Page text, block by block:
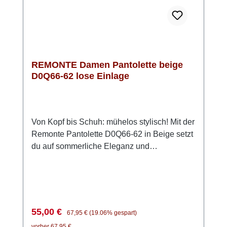
REMONTE Damen Pantolette beige
D0Q66-62 lose Einlage
Von Kopf bis Schuh: mühelos stylisch! Mit der
Remonte Pantolette D0Q66-62 in Beige setzt
du auf sommerliche Eleganz und
hinein und passt die Sandale individuell an
deinen Fuß an. Die trendige Schnalle verleiht
Verkaufspreis:
55,00 € Regulärer Preis:
67,95 € (19.06% gespart)